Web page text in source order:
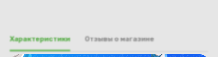
Характеристики Отзывы о магазине